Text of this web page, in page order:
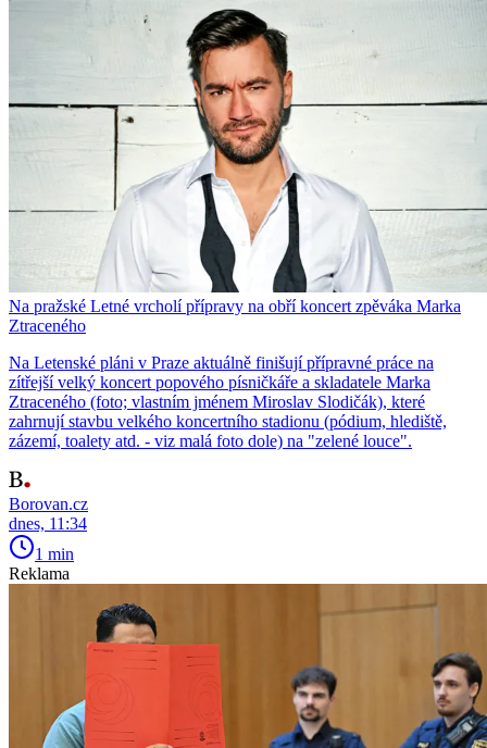
Na pražské Letné vrcholí přípravy na obří koncert zpěváka Marka
Ztraceného
Na Letenské pláni v Praze aktuálně finišují přípravné práce na
zítřejší velký koncert popového písničkáře a skladatele Marka
Ztraceného (foto; vlastním jménem Miroslav Slodičák), které
zahrnují stavbu velkého koncertního stadionu (pódium, hlediště,
zázemí, toalety atd. - viz malá foto dole) na "zelené louce".
Borovan.cz
dnes, 11:34
1 min
Reklama